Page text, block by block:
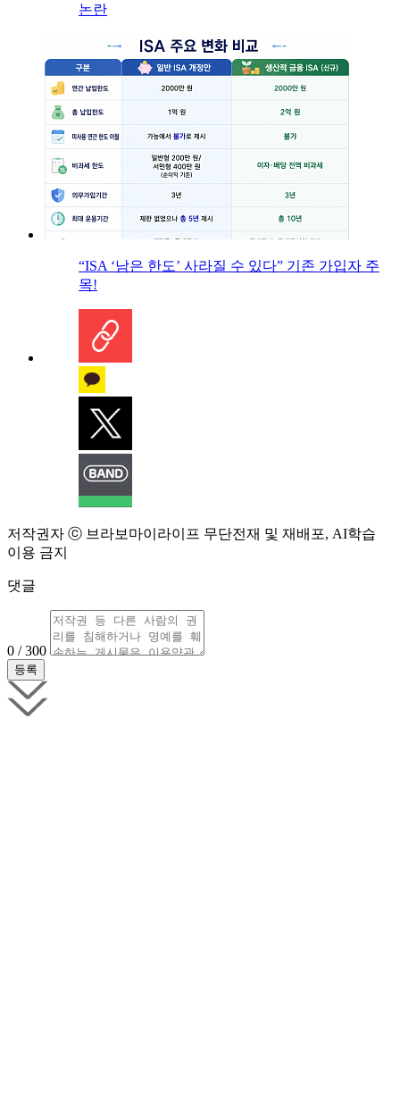
논란
“ISA ‘남은 한도’ 사라질 수 있다” 기존 가입자 주
목!
저작권자 ⓒ 브라보마이라이프 무단전재 및 재배포, AI학습
이용 금지
댓글
0 / 300